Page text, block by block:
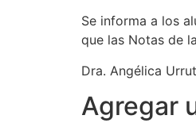
Se informa a los
que las Notas de
Dra. Angélica
Agregar